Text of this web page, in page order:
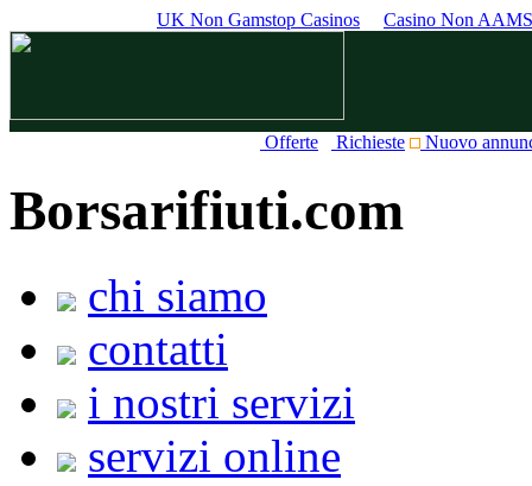
UK Non Gamstop Casinos Casino Non AAMS
Offerte Richieste Nuovo
Borsarifiuti.com
chi siamo
contatti
i nostri servizi
servizi online